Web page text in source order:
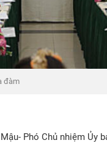
cường dạy tiếng Việt
Phó Chủ nhiệm Ủy